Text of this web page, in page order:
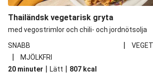
Thailändsk vegetarisk gryta
med vegostrimlor och chili- och jordnötsolja
SNABB
|
|
MJÖLKFRI
20 minuter | Lätt | 807 kcal